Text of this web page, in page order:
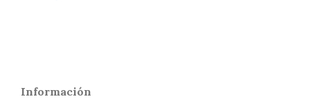
Información